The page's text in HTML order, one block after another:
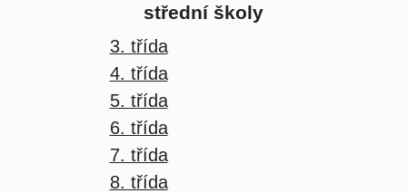
střední školy
3. třída
4. třída
5. třída
6. třída
7. třída
8. třída